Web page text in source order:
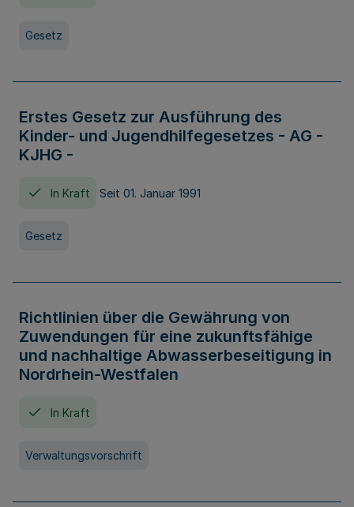
Gesetz
Erstes Gesetz zur Ausführung des
Kinder- und Jugendhilfegesetzes - AG -
KJHG -
In Kraft Seit 01. Januar 1991
Gesetz
Richtlinien über die Gewährung von
Zuwendungen für eine zukunftsfähige
und nachhaltige Abwasserbeseitigung in
Nordrhein-Westfalen
In Kraft
Verwaltungsvorschrift